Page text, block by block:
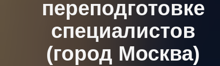
переподготовке
специалистов
(город Москва)